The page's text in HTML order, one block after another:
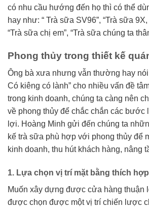
có nhu cầu hướng đến họ thì có thể
hay như: “ Trà sữa SV96”, “Trà sữa 9X,
“Trà sữa chị em”, “Trà sữa chúng ta
Phong thủy trong thiết kế
Ông bà xưa nhưng vẫn thường hay
Có kiêng có lành” cho nhiều vấn đề
trong kinh doanh, chúng ta càng nên
về phong thủy để chắc chắn các bước
lợi. Hoàng Minh gửi đến chúng ta
kế trà sữa phù hợp với phong thủy để
kinh doanh, thu hút khách hàng, nâng
1. Lựa chọn vị trí mặt bằng thích hợp
Muốn xây dựng được cửa hàng thuận
được chọn được một vị trí chiến lược